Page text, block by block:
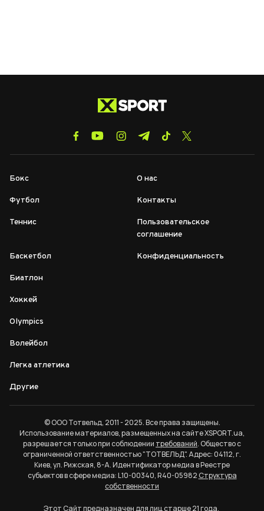
Бокс
Футбол
Теннис
Баскетбол
Биатлон
Хоккей
Olympics
Волейбол
Легка атлетика
Другие
О нас
Контакты
Пользовательское
соглашение
Конфиденциальность
© ООО Тотвельд, 2011 - 2025. Все права защищены.
Использование материалов, размещенных на сайте XSPORT.ua,
разрешается только при соблюдении требований. Общество с
ограниченной ответственностью "ТОТВЕЛЬД". Адрес: 04112, г.
Киев, ул. Рижская, 8-А. Идентификатор медиа в Реестре
субъектов в сфере медиа: L10-00340, R40-05982Структура
собственности
Этот Сайт предназначен для лиц старше 21 года.